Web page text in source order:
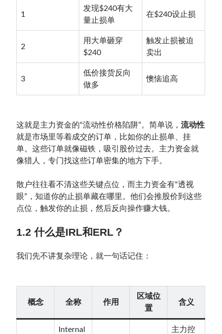
1
发现$240有大
量止损单
在$240设止损
2
用大单砸穿
$240
触发止损被迫
卖出
3
低价接货反向
做多
懊恼追高
这就是主力资金的“流动性价格陷阱”。简单说，流动性
就是市场里等着成交的订单，比如你的止损单、挂
单。这些订单就像磁铁，吸引股价过去。主力资金就
像猎人，专门找这些订单密集的地方下手。
散户往往看不清这些关键点位，而主力资金有“透视
眼”，知道你的止损单藏在哪里。他们会推股价到这些
点位，触发你的止损，然后反向操作赚大钱。
1.2 什么是IRL和ERL？
我们先不讲复杂理论，就一句话记住：
概念 全称 作用
区域位
置
含义
Internal
主力控